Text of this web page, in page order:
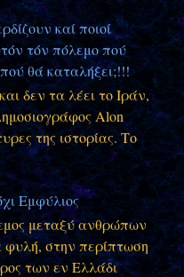
καί ποιοί
τόν πόλεμο πού
θά καταλήξει;!!!
δεν τα λέει το Ιράν,
Alon
της ιστορίας. Το
Εμφύλιος
μεταξύ ανθρώπων
φυλή, στην περίπτωση
των εν Ελλάδι